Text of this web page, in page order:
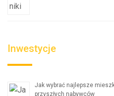
Inwestycje
Jak wybrać najlepsze
przyszłych nabywców